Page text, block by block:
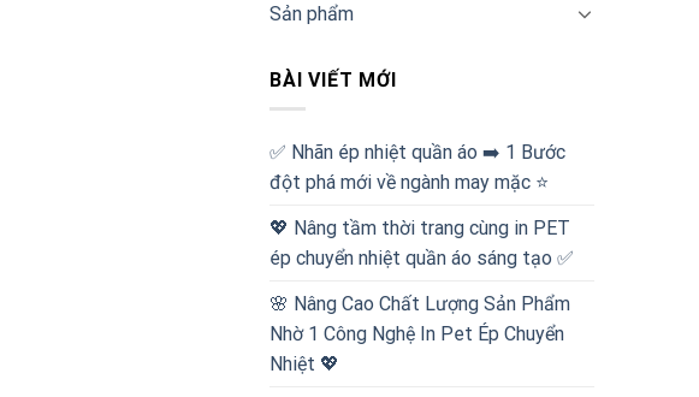
Sản phẩm
BÀI VIẾT MỚI
✅‪ Nhãn ép nhiệt quần áo ➡️ 1 Bước
đột phá mới về ngành may mặc ⭐️
💖 Nâng tầm thời trang cùng in PET
ép chuyển nhiệt quần áo sáng tạo ✅
🌸 Nâng Cao Chất Lượng Sản Phẩm
Nhờ 1 Công Nghệ In Pet Ép Chuyển
Nhiệt 💖